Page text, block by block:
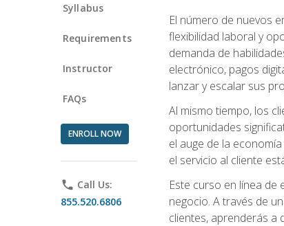
Syllabus
Requirements
Instructor
FAQs
ENROLL NOW
phone Call Us:
855.520.6806
El número de nuevos
flexibilidad laboral y
demanda de
electrónico, pagos
lanzar y escalar sus
Al mismo tiempo, los
oportunidades
el auge de la
el servicio al cliente
Este curso en línea
negocio. A través de
clientes, aprenderás a